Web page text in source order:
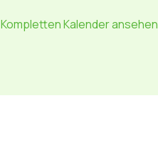
Kompletten Kalender ansehen